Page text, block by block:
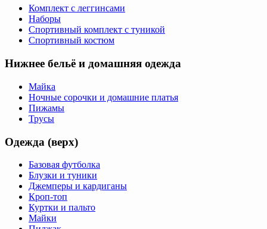
Комплект с леггинсами
Наборы
Спортивный комплект с туникой
Спортивный костюм
Нижнее бельё и домашняя одежда
Майка
Ночные сорочки и домашние платья
Пижамы
Трусы
Одежда (верх)
Базовая футболка
Блузки и туники
Джемперы и кардиганы
Кроп-топ
Куртки и пальто
Майки